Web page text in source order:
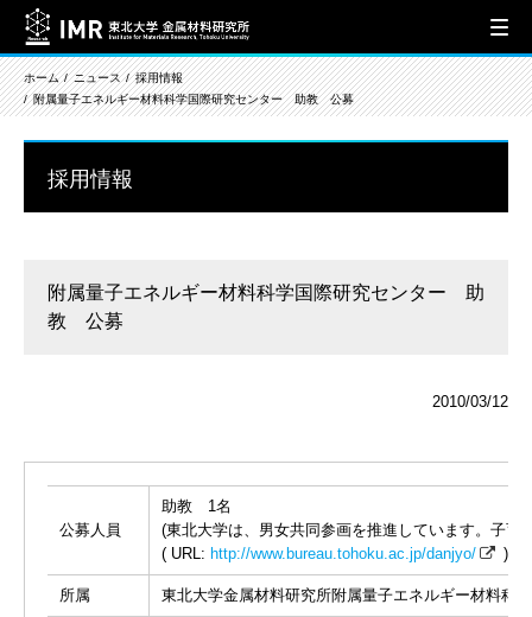
ホーム ニュース
採用情報
附属量子エネルギー材料科学国際研究センター 助教 公募
採用情報
附属量子エネルギー材料科学国際研究センター 助
教 公募
2010/03/12
公募人員
助教 1名
(東北大学は、男女共同参画を推進しています。子
( URL: http://www.bureau.tohoku.ac.jp/danjyo/ )
所属 東北大学金属材料研究所附属量子エネルギー材料科